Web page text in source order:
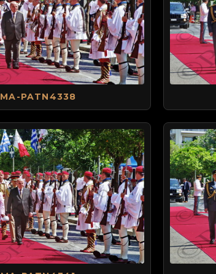
MA-PATN4338